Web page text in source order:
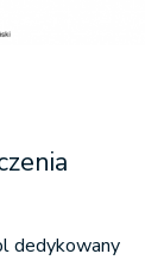
dedykowany